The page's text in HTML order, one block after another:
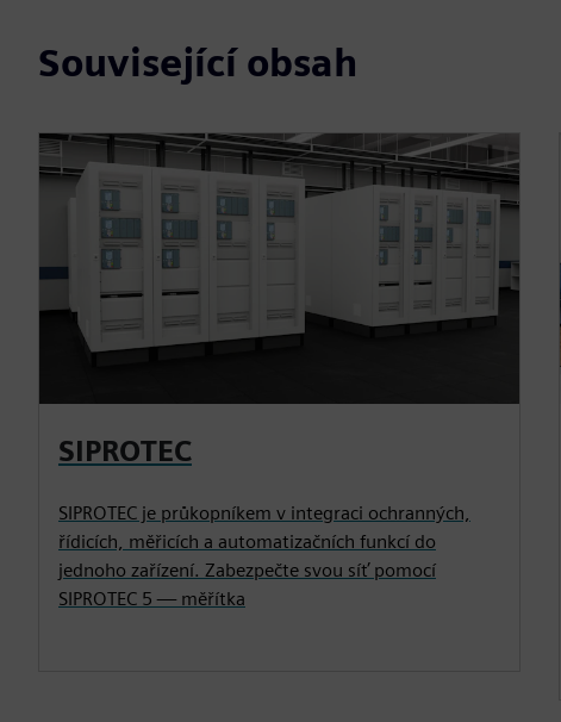
Související obsah
SIPROTEC
SIPROTEC je průkopníkem v integraci ochranných,
řídicích, měřicích a automatizačních funkcí do
jednoho zařízení. Zabezpečte svou síť pomocí
SIPROTEC 5 — měřítka